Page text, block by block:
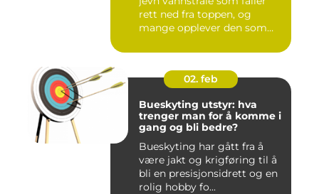
rett ned fra toppen, og
mange opplever den som
02. feb
Bueskyting utstyr: hva
trenger man for å komme i
gang og bli bedre?
Bueskyting har gått fra å
være jakt og krigføring til å
bli en presisjonsidrett og en
rolig hobby fo...